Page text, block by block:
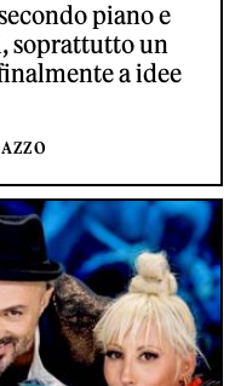
piano e
soprattutto un
a idee